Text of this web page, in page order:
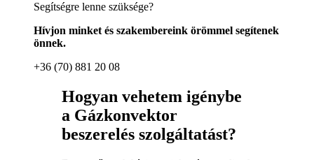
Segítségre lenne szüksége?
Hívjon minket és szakembereink örömmel segítenek
önnek.
+36 (70) 881 20 08
Hogyan vehetem igénybe
a Gázkonvektor
beszerelés szolgáltatást?